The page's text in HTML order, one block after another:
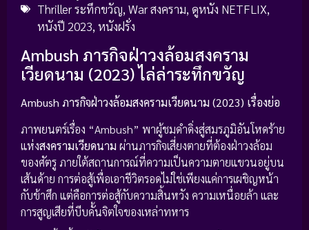
Thriller ระทึกขวัญ, War สงคราม, ดูหนัง NETFLIX,
หนังปี 2023, หนังฝรั่ง
Ambush ภารกิจฝ่าวงล้อมสงคราม
เวียดนาม (2023) ไล่ล่าระทึกขวัญ
Ambush ภารกิจฝ่าวงล้อมสงครามเวียดนาม (2023) เรื่องย่อ
ภาพยนตร์เรื่อง “Ambush” พาผู้ชมดำดิ่งสู่สมรภูมิอันโหดร้าย
แห่งสงครามเวียดนาม ผ่านภารกิจเสี่ยงตายที่ต้องฝ่าวงล้อม
ของศัตรู ภายใต้สถานการณ์ที่ความเป็นความตายแขวนอยู่บน
เส้นด้าย การต่อสู้เพื่อเอาชีวิตรอดไม่ใช่เพียงแค่การเผชิญหน้า
กับข้าศึก แต่คือการต่อสู้กับความสิ้นหวัง ความเหนื่อยล้า และ
การสูญเสียที่บีบคั้นจิตใจของเหล่าทหาร